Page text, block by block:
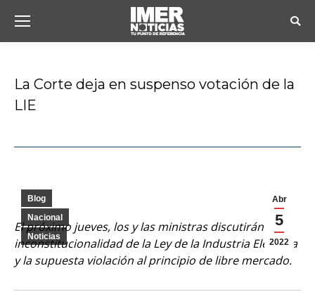
La Corte deja en suspenso votación de la
LIE
Abr
5
2022
Blog
Nacional
Noticias
El próximo jueves, los y las ministras discutirán la
inconstitucionalidad de la Ley de la Industria Eléctrica
y la supuesta violación al principio de libre mercado.